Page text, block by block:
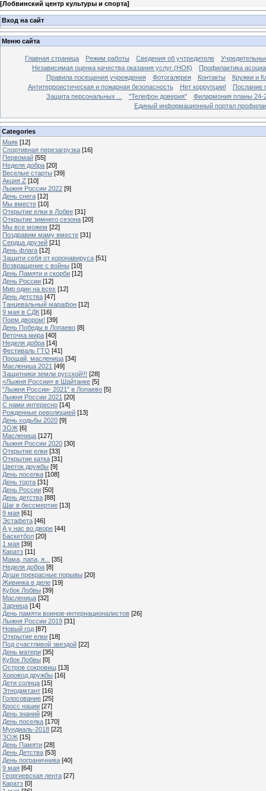
[Лобвинский центр культуры и спорта]
Вход на сайт
Меню сайта
Главная страница Режим работы Сведения об учтредителе
Независимая оценка качества оказания услуг (НОК)
Профилактика
Правила посещения учреждения
Фотогалерея Контакты
Кружки и
Антитерроистическая и пожарная безопасность
Нет коррупции!
Послание
Защита персональных ...
"Телефон доверия"
Филармония планы 24-
Единый информационный портал
Categories
Маяк [12]
Спортивная перезагрузка [16]
Первомай [55]
Неделя добра [20]
Веселые старты [39]
Акция Z [10]
Лыжня России 2022 [9]
День снега [12]
Мы вместе [10]
Открытие елки в Лобве [31]
Открытие зимнего сезона [20]
Мы все можем [22]
Поздравим маму вместе [31]
Сердца друзей [21]
День флага [12]
Защити себя от коронавируса [51]
Возвращение с войны [10]
День Памяти и скорби [12]
День России [12]
Мир один на всех [12]
День детства [47]
Танцевальный марафон [12]
9 мая в СДК [16]
Поем двором! [39]
День Победы в Лопаево [8]
Веточка мира [40]
Неделя добра [14]
Фестиваль ГТО [41]
Прощай, масленица [34]
Масленица 2021 [49]
Защитники земли русской!!! [28]
«Лыжня России» в Шайтанке [5]
"Лыжня России- 2021" в Лопаево [5]
Лыжня России 2021 [20]
С нами интересно [14]
Рожденные революцией [13]
День ходьбы 2020 [9]
ЗОЖ [6]
Масленица [127]
Лыжня России 2020 [30]
Открытие елки [33]
Открытие катка [31]
Цветок дружбы [9]
День поселка [108]
День торта [31]
День России [50]
День детства [88]
Шаг в бессмертие [13]
9 мая [61]
Эстафета [46]
А у нас во дворе [44]
Баскетбол [20]
1 мая [39]
Каратэ [11]
Мама, папа, я...
[35]
Неделя добра [8]
Души прекрасные порывы [20]
Живинка в деле [19]
Кубок Лобвы [39]
Масленица [32]
Зарница [14]
День памяти воинов-интернационалистов [26]
Лыжня России 2019 [31]
Новый год [87]
Открытие елки [18]
Под счастливой звездой [22]
День матери [35]
Кубок Лобвы [0]
Остров сокровищ [13]
Хоровод дружбы [16]
Дети солнца [15]
Этнодиктант [16]
Голосование [25]
Кросс нации [27]
День знаний [29]
День поселка [170]
Мундиаль-2018 [22]
ЗОЖ [15]
День Памяти [28]
День Детства [53]
День пограничника [40]
9 мая [64]
Георгиевская лента [27]
Каратэ [0]